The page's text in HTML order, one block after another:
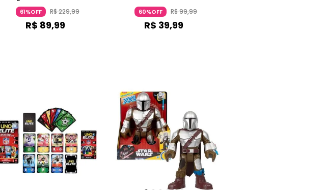
3-4 Anos Mattel
61%OFF R$229,99
R$ 89,99
Anos Mattel
60%OFF R$99,99
R$ 39,99